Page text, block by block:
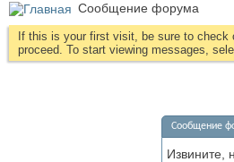
Сообщение форума
If this is your first visit, be sure to check
proceed. To start viewing messages,
Сообщение
Извините,